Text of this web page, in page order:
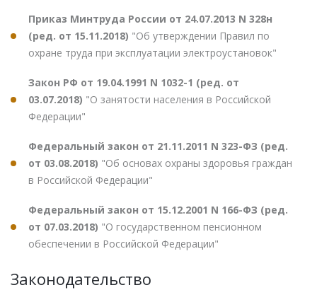
Приказ Минтруда России от 24.07.2013 N 328н
(ред. от 15.11.2018) "Об утверждении Правил по
охране труда при эксплуатации электроустановок"
Закон РФ от 19.04.1991 N 1032-1 (ред. от
03.07.2018) "О занятости населения в Российской
Федерации"
Федеральный закон от 21.11.2011 N 323-ФЗ (ред.
от 03.08.2018) "Об основах охраны здоровья граждан
в Российской Федерации"
Федеральный закон от 15.12.2001 N 166-ФЗ (ред.
от 07.03.2018) "О государственном пенсионном
обеспечении в Российской Федерации"
Законодательство